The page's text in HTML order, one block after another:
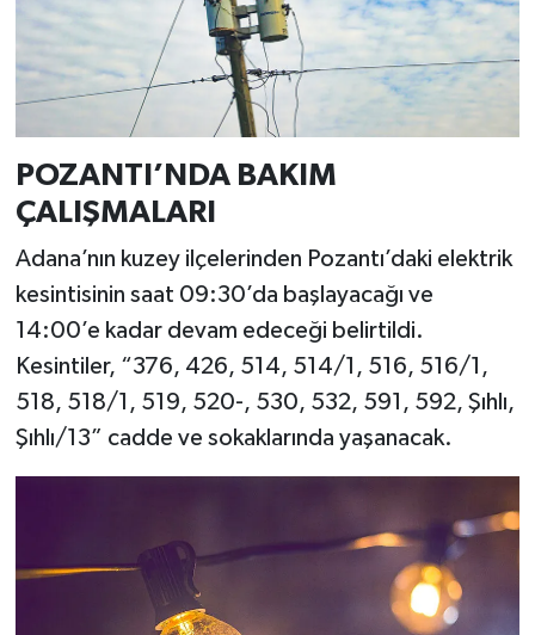
POZANTI’NDA BAKIM
ÇALIŞMALARI
Adana’nın kuzey ilçelerinden Pozantı’daki elektrik
kesintisinin saat 09:30’da başlayacağı ve
14:00’e kadar devam edeceği belirtildi.
Kesintiler, “376, 426, 514, 514/1, 516, 516/1,
518, 518/1, 519, 520-, 530, 532, 591, 592, Şıhlı,
Şıhlı/13” cadde ve sokaklarında yaşanacak.